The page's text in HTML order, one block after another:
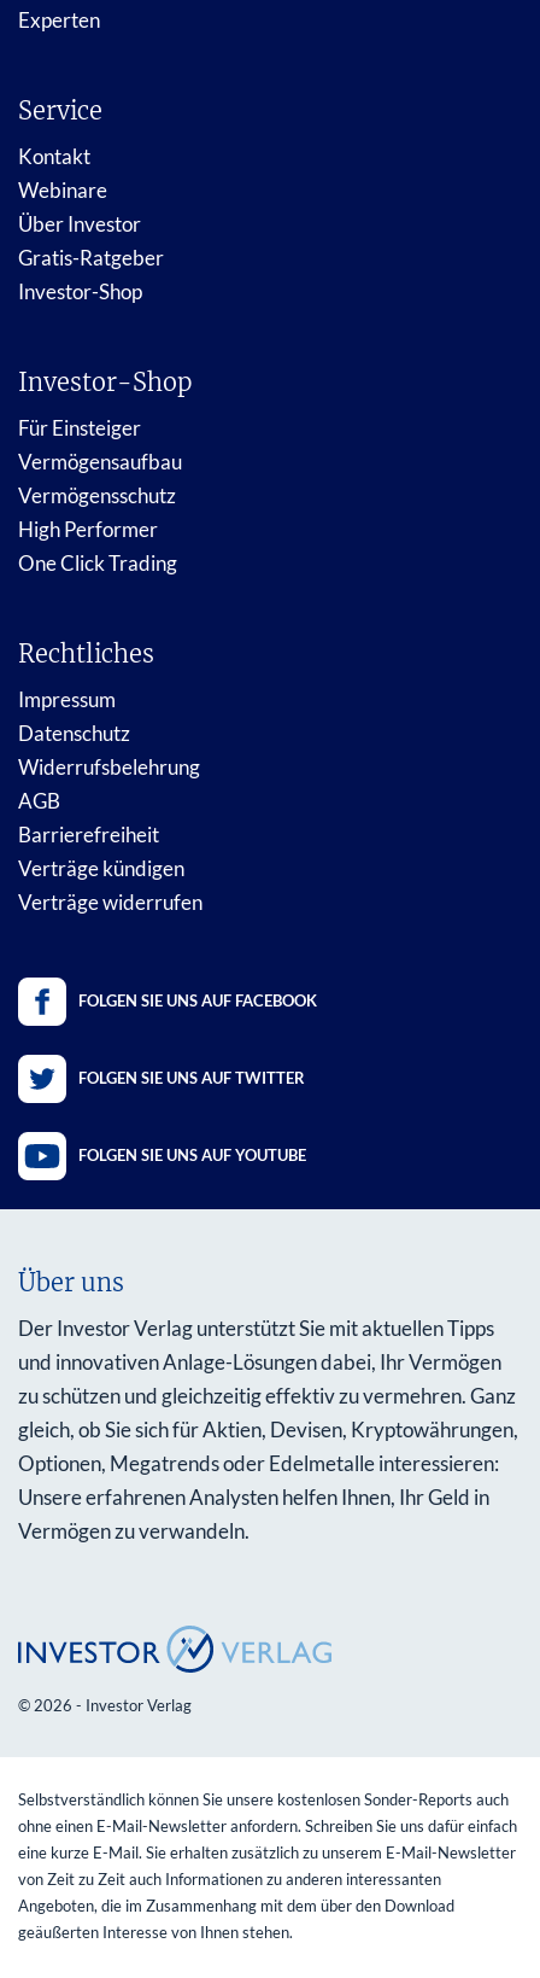
Experten
Service
Kontakt
Webinare
Über Investor
Gratis-Ratgeber
Investor-Shop
Investor-Shop
Für Einsteiger
Vermögensaufbau
Vermögensschutz
High Performer
One Click Trading
Rechtliches
Impressum
Datenschutz
Widerrufsbelehrung
AGB
Barrierefreiheit
Verträge kündigen
Verträge widerrufen
FOLGEN SIE UNS AUF FACEBOOK
FOLGEN SIE UNS AUF TWITTER
FOLGEN SIE UNS AUF YOUTUBE
Über uns
Der Investor Verlag unterstützt Sie mit aktuellen Tipps
und innovativen Anlage-Lösungen dabei, Ihr Vermögen
zu schützen und gleichzeitig effektiv zu vermehren. Ganz
gleich, ob Sie sich für Aktien, Devisen, Kryptowährungen,
Optionen, Megatrends oder Edelmetalle interessieren:
Unsere erfahrenen Analysten helfen Ihnen, Ihr Geld in
Vermögen zu verwandeln.
© 2026 - Investor Verlag
Selbstverständlich können Sie unsere kostenlosen Sonder-Reports auch
ohne einen E-Mail-Newsletter anfordern. Schreiben Sie uns dafür einfach
eine kurze E-Mail. Sie erhalten zusätzlich zu unserem E-Mail-Newsletter
von Zeit zu Zeit auch Informationen zu anderen interessanten
Angeboten, die im Zusammenhang mit dem über den Download
geäußerten Interesse von Ihnen stehen.